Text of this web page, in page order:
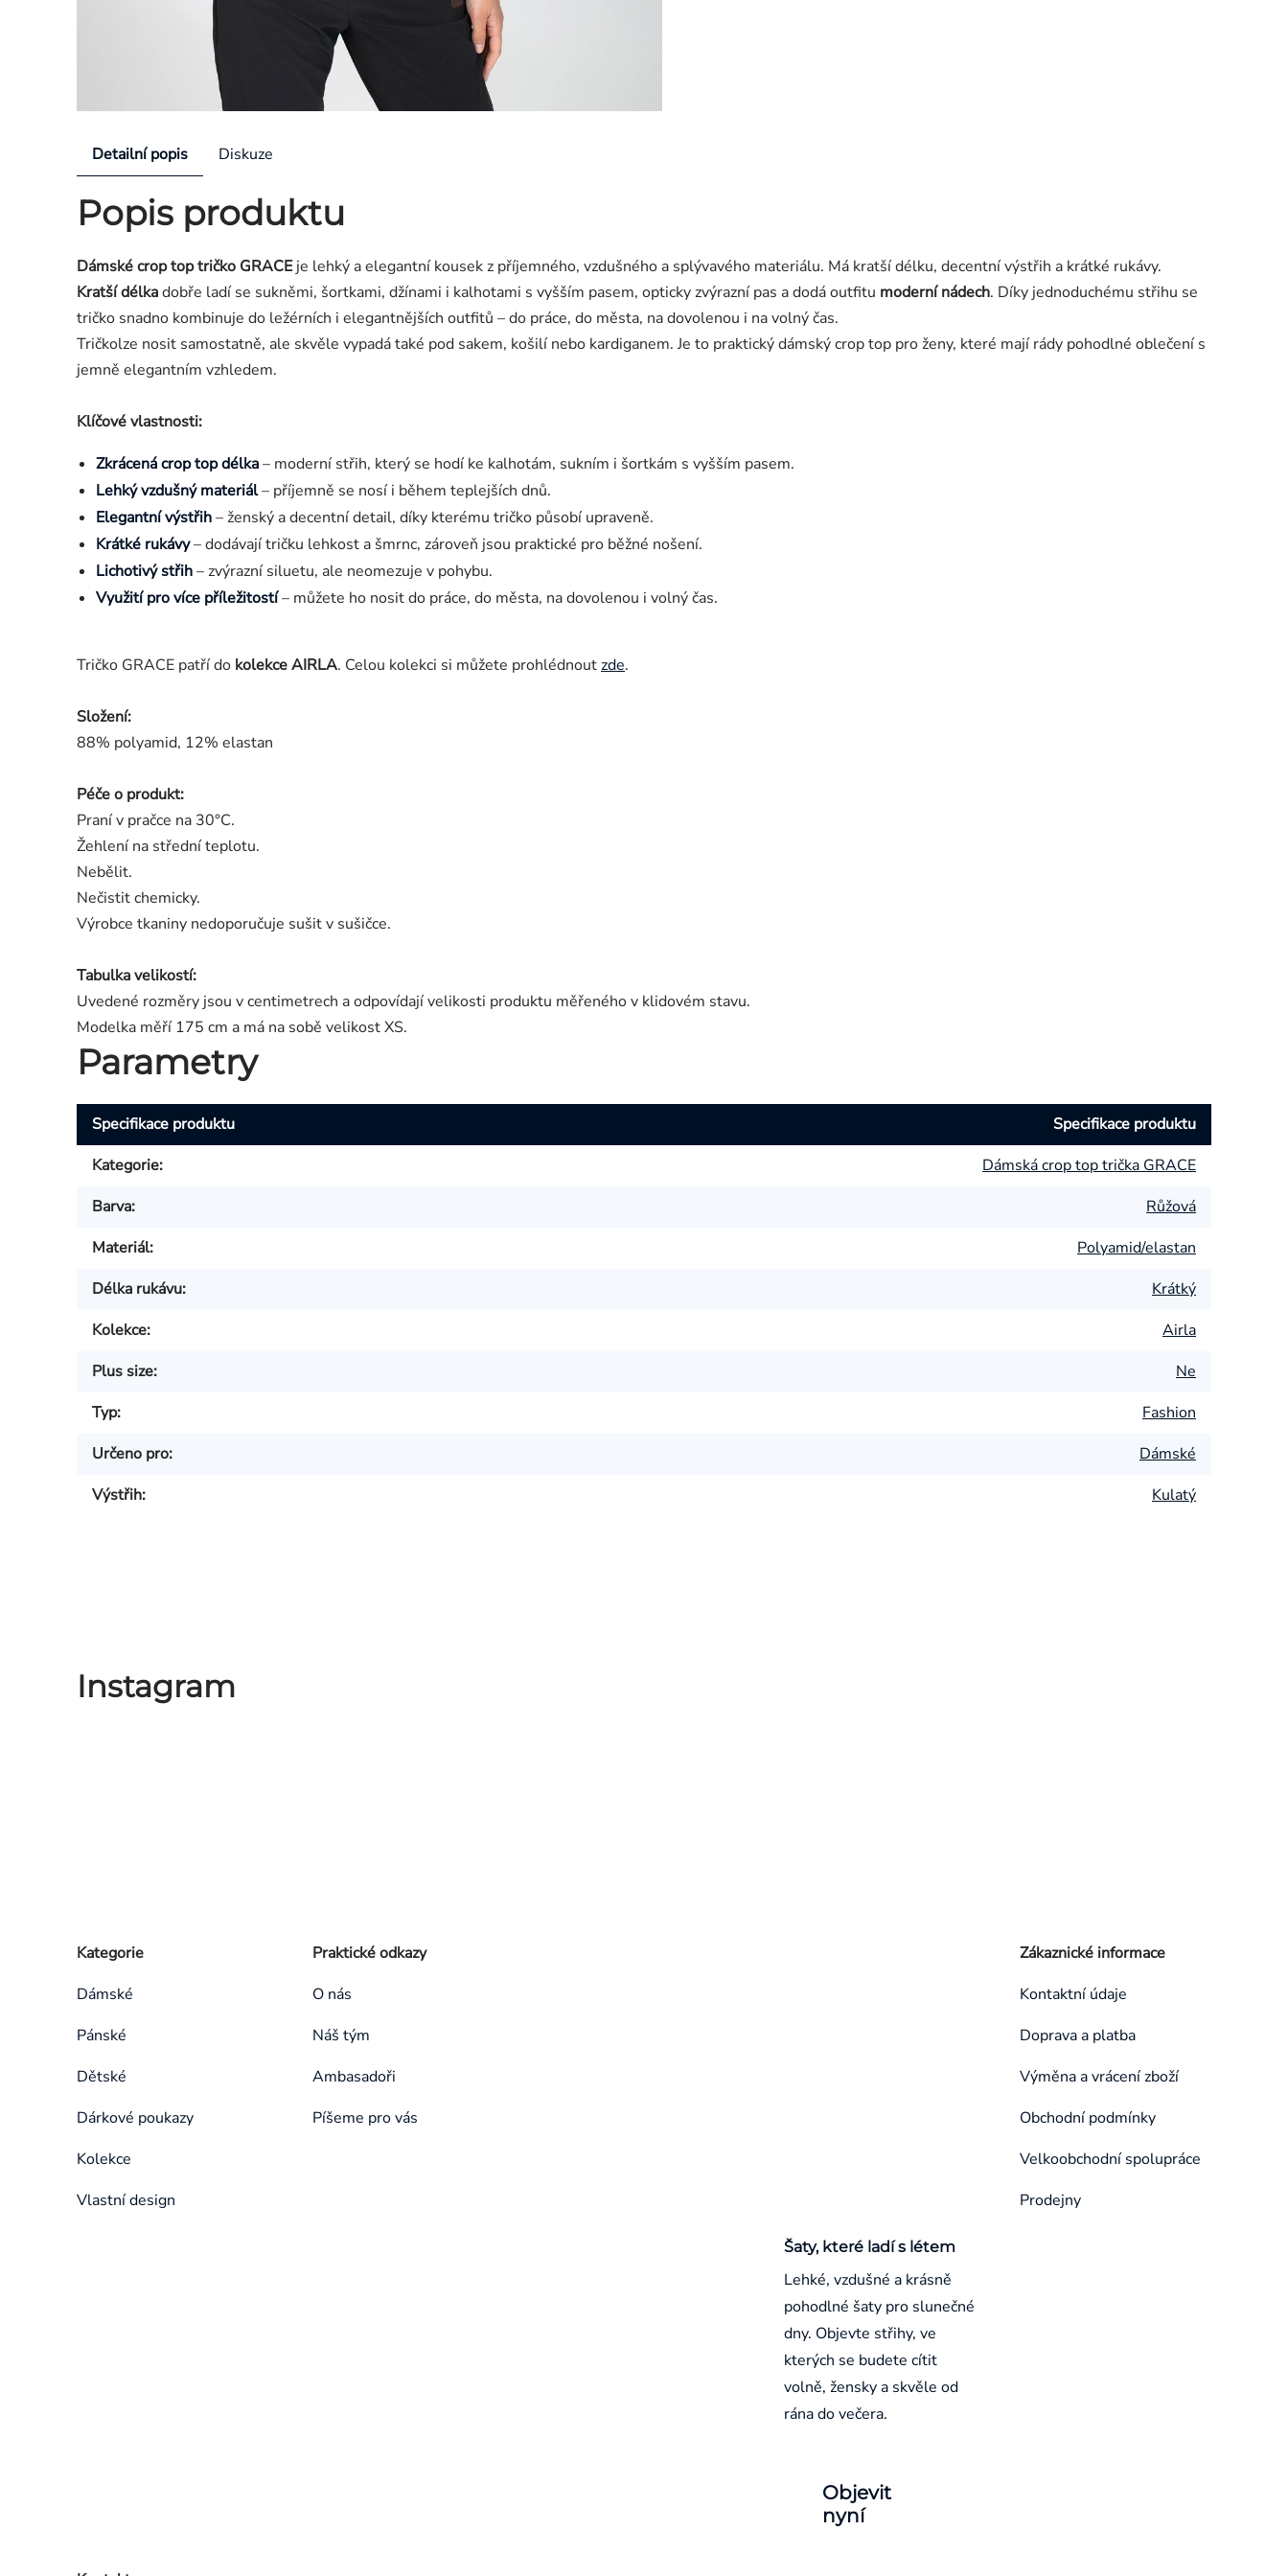
Detailní popis Diskuze
Popis produktu
Dámské crop top tričko GRACEje lehký a elegantní kousek z příjemného, vzdušného a splývavého materiálu. Má kratší délku, decentní výstřih a krátké rukávy.
Kratší délkadobře ladí se sukněmi, šortkami, džínami i kalhotami s vyšším pasem, opticky zvýrazní pas a dodá outfitu moderní nádech. Díky jednoduchému střihu se
tričko snadno kombinuje do ležérních i elegantnějších outfitů – do práce, do města, na dovolenou i na volný čas.
Tričkolze nosit samostatně, ale skvěle vypadá také pod sakem, košilí nebo kardiganem. Je to praktický dámský crop top pro ženy, které mají rády pohodlné oblečení s
jemně elegantním vzhledem.
Klíčové vlastnosti:
Zkrácená crop top délka– moderní střih, který se hodí ke kalhotám, sukním i šortkám s vyšším pasem.
Lehký vzdušný materiál– příjemně se nosí i během teplejších dnů.
Elegantní výstřih– ženský a decentní detail, díky kterému tričko působí upraveně.
Krátké rukávy– dodávají tričku lehkost a šmrnc, zároveň jsou praktické pro běžné nošení.
Lichotivý střih– zvýrazní siluetu, ale neomezuje v pohybu.
Využití pro více příležitostí– můžete ho nosit do práce, do města, na dovolenou i volný čas.
Tričko GRACE patří do kolekce AIRLA. Celou kolekci si můžete prohlédnoutzde.
Složení:
88% polyamid, 12% elastan
Péče o produkt:
Praní v pračce na 30°C.
Žehlení na střední teplotu.
Nebělit.
Nečistit chemicky.
Výrobce tkaniny nedoporučuje sušit v sušičce.
Tabulka velikostí:
Uvedené rozměry jsou v centimetrech a odpovídají velikosti produktu měřeného v klidovém stavu.
Modelka měří 175 cm a má na sobě velikost XS.
Parametry
Specifikace produktu
Specifikace produktu
Kategorie:
Dámská crop top trička GRACE
Barva:
Růžová
Materiál:
Polyamid/elastan
Délka rukávu:
Krátký
Kolekce:
Airla
Plus size:
Ne
Typ:
Fashion
Určeno pro:
Dámské
Výstřih: Kulatý
Instagram
kategorie
Kategorie
Dámské
Pánské
Dětské
Dárkové poukazy
Kolekce
Vlastní design
Praktické odkazy
O nás
Náš tým
Ambasadoři
Píšeme pro vás
Šaty, které ladí s létem
Lehké, vzdušné a krásně
pohodlné šaty pro slunečné
dny. Objevte střihy, ve
kterých se budete cítit
volně, žensky a skvěle od
rána do večera.
Objevit
nyní
Zákaznické informace
Kontaktní údaje
Doprava a platba
Výměna a vrácení zboží
Obchodní podmínky
Velkoobchodní spolupráce
Prodejny